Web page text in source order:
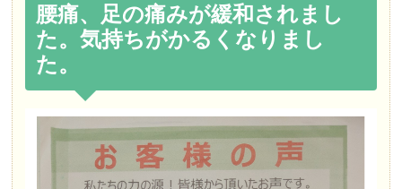
腰痛、足の痛みが緩和されまし
た。気持ちがかるくなりまし
た。